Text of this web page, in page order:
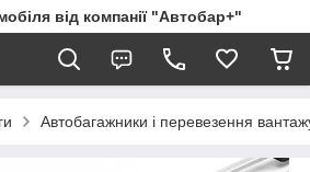
від компанії "Автобар+"
Автобагажники і перевезення